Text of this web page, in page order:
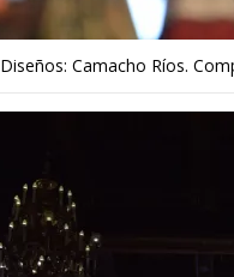
Diseños: Camacho Ríos.